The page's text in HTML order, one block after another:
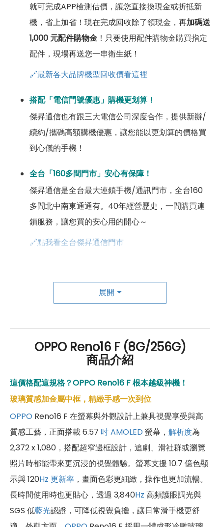
就可完成APP檢測估價，讓您直接換現金或折抵新
機，省上加省！現在完成回收除了領現金，再加碼送
1,000 元配件購物金 ！只要使用配件購物金購買指定
配件，現場再送您一串衛生紙！
🔗最新各大品牌機型回收價看這裡
搭配「電信門號優惠」購機更划算！
傑昇通信也有跟三大電信公司深度合作，提供新辦/
續約/攜碼高額購機優惠，讓您能以更划算的價格買
到心儀的手機！
全台「160多間門市」安心有保障！
傑昇通信是全台最大連鎖手機/通訊門市，全台160
多間北中南東通通有。40年經營歷史，一間購買連
鎖服務，讓您買的安心用的開心～
🔗點我看全台傑昇通信門市
傑昇尊榮會員除了可以「消費集點兌換商品」，每半
年還有「200元配件購物金」，每年再送「VIP生日
展開
OPPO Reno16 F (8G/256G)
商品介紹
這價格配這規格？OPPO Reno16 F 根本越級神機！
玻璃質感加金屬中框，精緻手感一次到位
OPPO Reno16 F 在螢幕與外觀設計上兼具視覺享受與高
質感工藝，正面搭載 6.57 吋AMOLED 螢幕， 解析度為
2,372 x 1,080，搭配超窄邊框設計，追劇、滑社群或瀏覽
照片時都能帶來更沉浸的視覺體驗。螢幕支援 10.7 億色顯
示與 120Hz 更新率 ，畫面色彩更細緻，操作也更加流暢。
長時間使用時也更貼心，透過 3,840Hz 高頻護眼調光與
SGS 低藍光認證，可降低視覺負擔，讓日常滑手機更舒